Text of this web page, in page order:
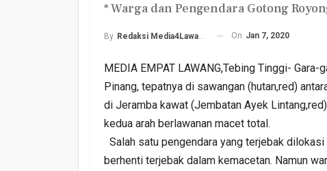
* Warga dan Pengendara Gotong
By Redaksi Media4Lawang On Jan 7, 2020
MEDIA EMPAT LAWANG,Tebing Tinggi-
Pinang, tepatnya di sawangan (hutan,red)
di Jeramba kawat (Jembatan Ayek
kedua arah berlawanan macet total.
Salah satu pengendara yang terjebak
berhenti terjebak dalam kemacetan. Namun
Harlah PKB Yang Ke 28. DPC
Empat Lawang Gelar Giat
Barokah